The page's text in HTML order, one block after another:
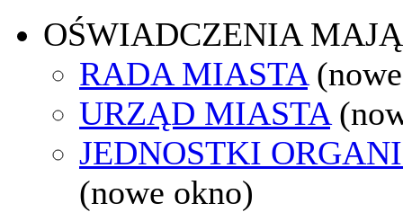
OŚWIADCZENIA
RADA MIASTA
URZĄD MIASTA
JEDNOSTKI
(nowe okno)